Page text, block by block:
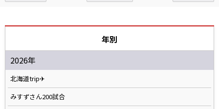
年別
2026年
北海道trip✈
みすずさん200試合